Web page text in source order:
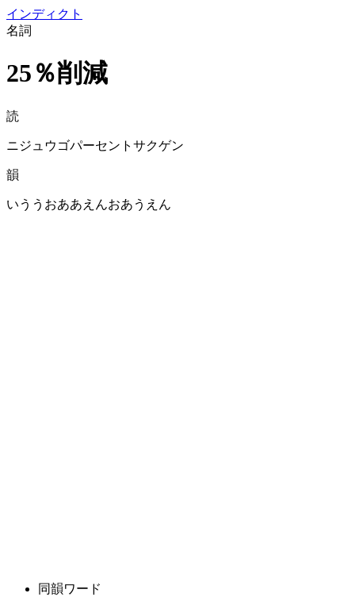
インディクト
名詞
25％削減
読
ニジュウゴパーセントサクゲン
韻
いううおああえんおあうえん
同韻ワード